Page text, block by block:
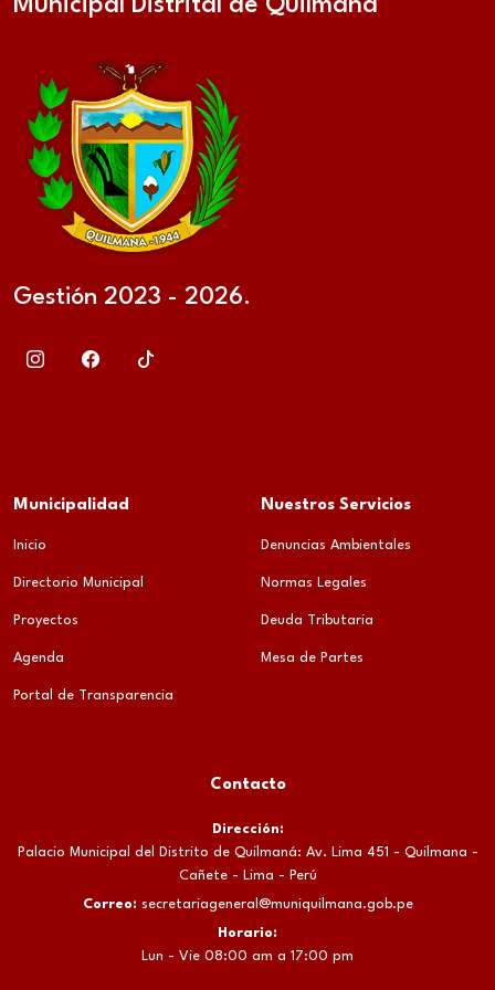
Municipal Distrital de Quilmaná
Gestión 2023 - 2026.
Municipalidad
Inicio
Directorio Municipal
Proyectos
Agenda
Portal de Transparencia
Nuestros Servicios
Denuncias Ambientales
Normas Legales
Deuda Tributaria
Mesa de Partes
Contacto
Dirección:
Palacio Municipal del Distrito de Quilmaná: Av. Lima 451 - Quilmana -
Cañete - Lima - Perú
Correo: secretariageneral@muniquilmana.gob.pe
Horario:
Lun - Vie 08:00 am a 17:00 pm